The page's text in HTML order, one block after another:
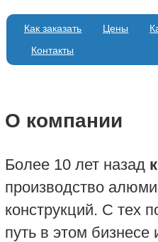
Как заказать Цены
Контакты
О компании
Более 10 лет назад
производство
конструкций. C тех
путь в этом бизнесе